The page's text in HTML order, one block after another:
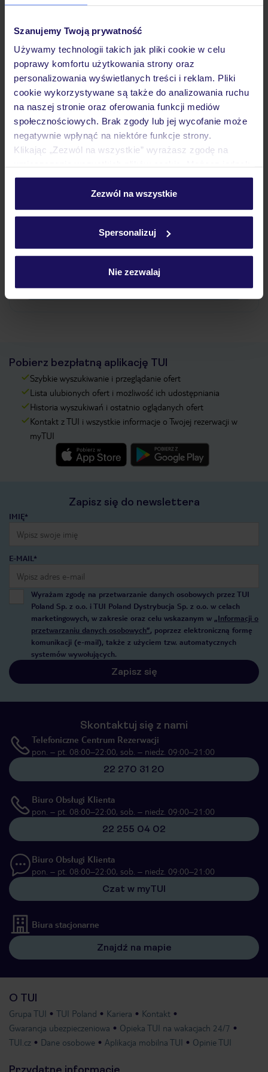
Szanujemy Twoją prywatność
Używamy technologii takich jak pliki cookie w celu
poprawy komfortu użytkowania strony oraz
personalizowania wyświetlanych treści i reklam. Pliki
cookie wykorzystywane są także do analizowania ruchu
na naszej stronie oraz oferowania funkcji mediów
społecznościowych. Brak zgody lub jej wycofanie może
negatywnie wpłynąć na niektóre funkcje strony.
Klikając „Zezwól na wszystkie” wyrażasz zgodę na
personalizować swój wybór wchodząc w zakładkę
Szczegółowe informacje o plikach cookie znajdziesz
Zezwól na wszystkie
Spersonalizuj
Nie zezwalaj
Wyżywienie
Atrakcje
Ważne informacje
Często zadawane pytania
Jak zmienić uczestników/osobę zgłaszającą?
Czy w Hotelu będzie przedstawiciel TUI?
Na jakiej podstawie i gdzie otrzymam karty
Zobacz więcej
Pobierz bezpłatną aplikację TUI
Szybkie wyszukiwanie i przeglądanie ofert
Lista ulubionych ofert i możliwość ich udostępniania
Historia wyszukiwań i ostatnio oglądanych ofert
Kontakt z TUI i wszystkie informacje o Twojej rezerwacji w
myTUI
Zapisz się do newslettera
IMIĘ*
E-MAIL*
Wyrażam zgodę na przetwarzanie danych osobowych przez TUI
Poland Sp. z o.o. i TUI Poland Dystrybucja Sp. z o.o. w celach
marketingowych, w zakresie oraz celu wskazanym w „Informacji o
przetwarzaniu danych osobowych”, poprzez elektroniczną formę
komunikacji (e-mail), także z użyciem tzw. automatycznych
systemów wywołujących.
Zapisz się
Skontaktuj się z nami
Telefoniczne Centrum Rezerwacji
pon. – pt. 08:00–22:00, sob. – niedz. 09:00–21:00
22 270 31 20
Biuro Obsługi Klienta
pon. – pt. 08:00–22:00, sob. – niedz. 09:00–21:00
22 255 04 02
Biuro Obsługi Klienta
pon. – pt. 08:00–22:00, sob. – niedz. 09:00–21:00
Czat w myTUI
Biura stacjonarne
Znajdź na mapie
O TUI
Grupa TUI TUI Poland Kariera
Kontakt
Gwarancja ubezpieczeniowa
Opieka TUI na wakacjach 24/7
TUI.cz
Dane osobowe Aplikacja mobilna TUI Opinie TUI
Przydatne informacje